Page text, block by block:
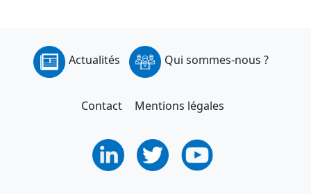
Actualités Qui sommes-nous ?
Contact Mentions légales